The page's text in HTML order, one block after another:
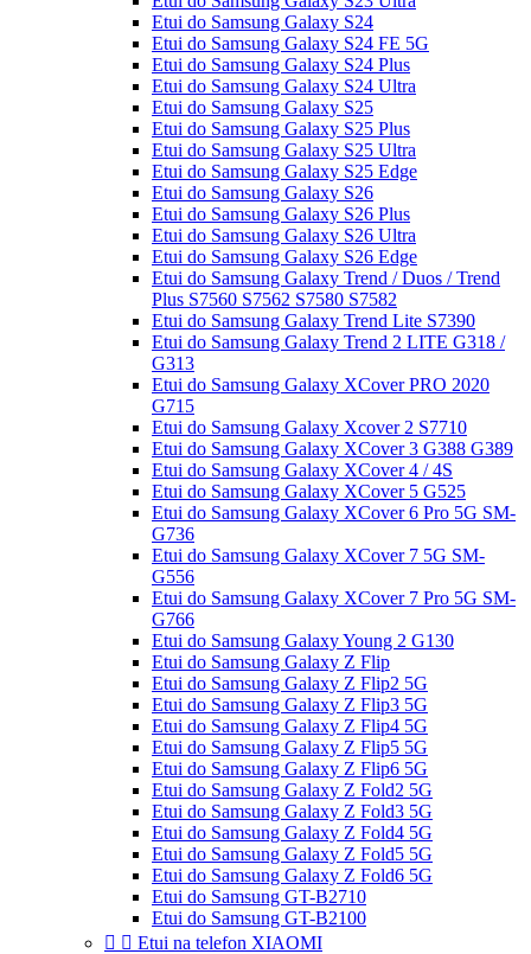
Etui do Samsung Galaxy S24
Etui do Samsung Galaxy S24 FE 5G
Etui do Samsung Galaxy S24 Plus
Etui do Samsung Galaxy S24 Ultra
Etui do Samsung Galaxy S25
Etui do Samsung Galaxy S25 Plus
Etui do Samsung Galaxy S25 Ultra
Etui do Samsung Galaxy S25 Edge
Etui do Samsung Galaxy S26
Etui do Samsung Galaxy S26 Plus
Etui do Samsung Galaxy S26 Ultra
Etui do Samsung Galaxy S26 Edge
Etui do Samsung Galaxy Trend / Duos / Trend
Plus S7560 S7562 S7580 S7582
Etui do Samsung Galaxy Trend Lite S7390
Etui do Samsung Galaxy Trend 2 LITE G318 /
G313
Etui do Samsung Galaxy XCover PRO 2020
G715
Etui do Samsung Galaxy Xcover 2 S7710
Etui do Samsung Galaxy XCover 3 G388 G389
Etui do Samsung Galaxy XCover 4 / 4S
Etui do Samsung Galaxy XCover 5 G525
Etui do Samsung Galaxy XCover 6 Pro 5G SM-
G736
Etui do Samsung Galaxy XCover 7 5G SM-
G556
Etui do Samsung Galaxy XCover 7 Pro 5G SM-
G766
Etui do Samsung Galaxy Young 2 G130
Etui do Samsung Galaxy Z Flip
Etui do Samsung Galaxy Z Flip2 5G
Etui do Samsung Galaxy Z Flip3 5G
Etui do Samsung Galaxy Z Flip4 5G
Etui do Samsung Galaxy Z Flip5 5G
Etui do Samsung Galaxy Z Flip6 5G
Etui do Samsung Galaxy Z Fold2 5G
Etui do Samsung Galaxy Z Fold3 5G
Etui do Samsung Galaxy Z Fold4 5G
Etui do Samsung Galaxy Z Fold5 5G
Etui do Samsung Galaxy Z Fold6 5G
Etui do Samsung GT-B2710
Etui do Samsung GT-B2100
  Etui na telefon XIAOMI